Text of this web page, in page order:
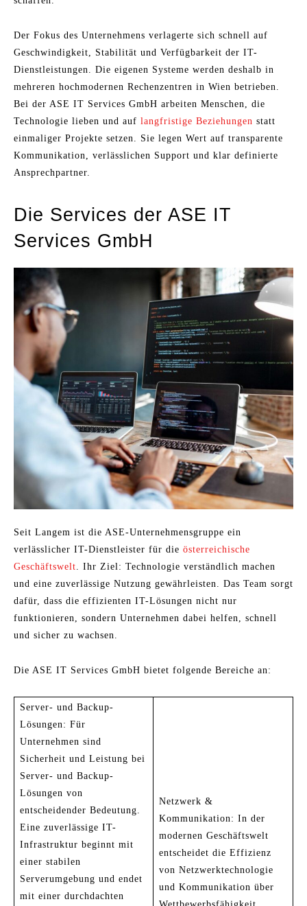
Der Fokus des Unternehmens verlagerte sich schnell auf
Geschwindigkeit, Stabilität und Verfügbarkeit der IT-
Dienstleistungen. Die eigenen Systeme werden deshalb in
mehreren hochmodernen Rechenzentren in Wien betrieben.
Bei der ASE IT Services GmbH arbeiten Menschen, die
Technologie lieben und auf langfristige Beziehungen statt
einmaliger Projekte setzen. Sie legen Wert auf transparente
Kommunikation, verlässlichen Support und klar definierte
Ansprechpartner.
Die Services der ASE IT
Services GmbH
Seit Langem ist die ASE-Unternehmensgruppe ein
verlässlicher IT-Dienstleister für die österreichische
Geschäftswelt. Ihr Ziel: Technologie verständlich machen
und eine zuverlässige Nutzung gewährleisten. Das Team sorgt
dafür, dass die effizienten IT-Lösungen nicht nur
funktionieren, sondern Unternehmen dabei helfen, schnell
und sicher zu wachsen.
Die ASE IT Services GmbH bietet folgende Bereiche an:
Server- und Backup-
Lösungen: Für
Unternehmen sind
Sicherheit und Leistung bei
Server- und Backup-
Lösungen von
entscheidender Bedeutung.
Eine zuverlässige IT-
Infrastruktur beginnt mit
einer stabilen
Serverumgebung und endet
mit einer durchdachten
Netzwerk &
Kommunikation: In der
modernen Geschäftswelt
entscheidet die Effizienz
von Netzwerktechnologie
und Kommunikation über